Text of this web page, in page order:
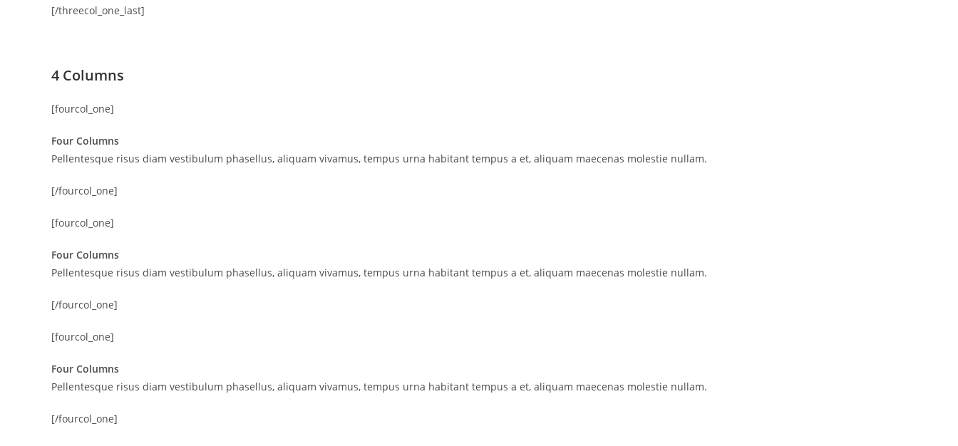
[/threecol_one_last]
4 Columns
[fourcol_one]
Four Columns
Pellentesque risus diam vestibulum phasellus, aliquam vivamus, tempus urna habitant tempus a et, aliquam maecenas molestie nullam.
[/fourcol_one]
[fourcol_one]
Four Columns
Pellentesque risus diam vestibulum phasellus, aliquam vivamus, tempus urna habitant tempus a et, aliquam maecenas molestie nullam.
[/fourcol_one]
[fourcol_one]
Four Columns
Pellentesque risus diam vestibulum phasellus, aliquam vivamus, tempus urna habitant tempus a et, aliquam maecenas molestie nullam.
[/fourcol_one]